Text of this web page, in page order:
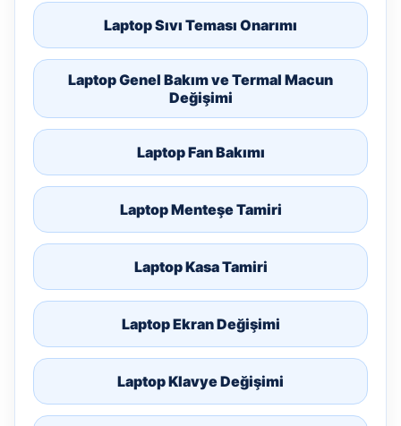
Laptop Sıvı Teması Onarımı
Laptop Genel Bakım ve Termal Macun
Değişimi
Laptop Fan Bakımı
Laptop Menteşe Tamiri
Laptop Kasa Tamiri
Laptop Ekran Değişimi
Laptop Klavye Değişimi